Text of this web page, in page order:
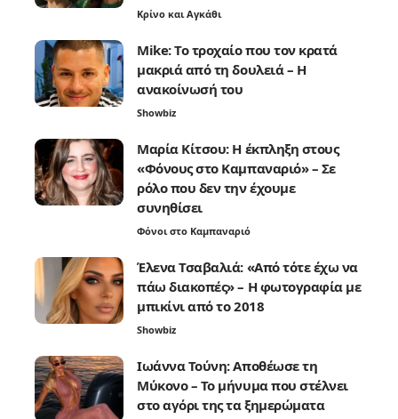
Κρίνο και Αγκάθι
Mike: Το τροχαίο που τον κρατά
μακριά από τη δουλειά – Η
ανακοίνωσή του
Showbiz
Μαρία Κίτσου: Η έκπληξη στους
«Φόνους στο Καμπαναριό» – Σε
ρόλο που δεν την έχουμε
συνηθίσει
Φόνοι στο Καμπαναριό
Έλενα Τσαβαλιά: «Από τότε έχω να
πάω διακοπές» – Η φωτογραφία με
μπικίνι από το 2018
Showbiz
Ιωάννα Τούνη: Αποθέωσε τη
Μύκονο – Το μήνυμα που στέλνει
στο αγόρι της τα ξημερώματα